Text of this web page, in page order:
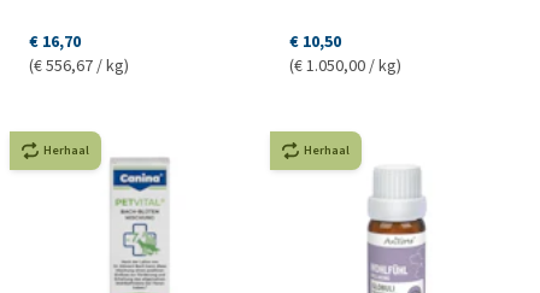
€ 16,70
(€ 556,67 / kg)
€ 10,50
(€ 1.050,00 / kg)
Herhaal Herhaal